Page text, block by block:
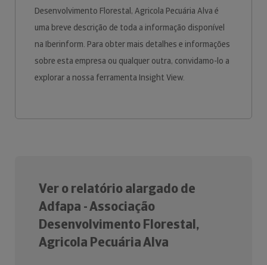
Desenvolvimento Florestal, Agricola Pecuária Alva é
uma breve descrição de toda a informação disponível
na Iberinform. Para obter mais detalhes e informações
sobre esta empresa ou qualquer outra, convidamo-lo a
explorar a nossa ferramenta Insight View.
Ver o relatório alargado de
Adfapa - Associação
Desenvolvimento Florestal,
Agricola Pecuária Alva